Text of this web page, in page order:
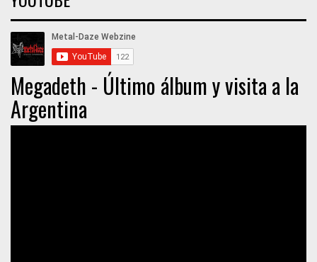
Megadeth - Último álbum y visita a la
Argentina